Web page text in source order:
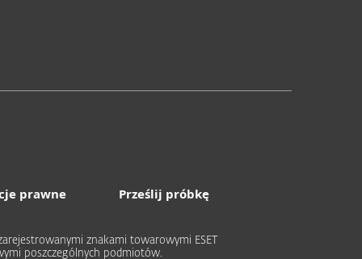
prawne Prześlij próbkę
znakami towarowymi ESET
poszczególnych podmiotów.